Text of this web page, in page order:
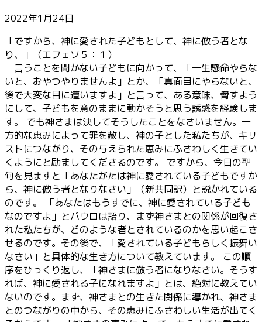
2022年1月24日
「ですから、神に愛された子どもとして、神に倣う者とな
り、」（エフェソ５：１）
言うことを聞かない子どもに向かって、「一生懸命やらな
いと、おやつやりませんよ」とか、「真面目にやらないと、
後で大変な目に遭いますよ」と言って、ある意味、脅すよう
にして、子どもを意のままに動かそうと思う誘惑を経験しま
す。 でも神さまは決してそうしたことをなさいません。一
方的な恵みによって罪を赦し、神の子とした私たちが、キリ
ストにつながり、その与えられた恵みにふさわしく生きてい
くようにと励ましてくださるのです。 ですから、今日の聖
句を見ますと「あなたがたは神に愛されている子どもですか
ら、神に倣う者となりなさい」（新共同訳）と説かれている
のです。 「あなたはもうすでに、神に愛されている子ども
なのですよ」とパウロは語り、まず神さまとの関係が回復さ
れた私たちが、どのような者とされているのかを思い起こさ
せるのです。その後で、「愛されている子どもらしく振舞い
なさい」と具体的な生き方について教えています。 この順
序をひっくり返し、「神さまに倣う者になりなさい。そうす
れば、神に愛される子になれますよ」とは、絶対に教えてい
ないのです。まず、神さまとの生きた関係に導かれ、神さま
とのつながりの中から、その恵みにふさわしい生活が出てく